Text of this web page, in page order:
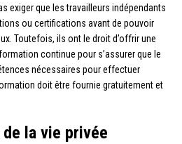
exiger que les travailleurs indépendants
ou certifications avant de pouvoir
Toutefois, ils ont le droit d’offrir une
continue pour s’assurer que le
nécessaires pour effectuer
doit être fournie gratuitement et
la vie privée